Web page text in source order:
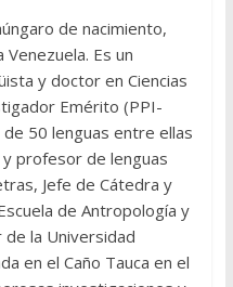
de nacimiento,
Es un
y doctor en Ciencias
Emérito (PPI-
de 50 lenguas entre ellas
profesor de lenguas
Jefe de Cátedra y
de Antropología y
de la Universidad
en el Caño Tauca en el